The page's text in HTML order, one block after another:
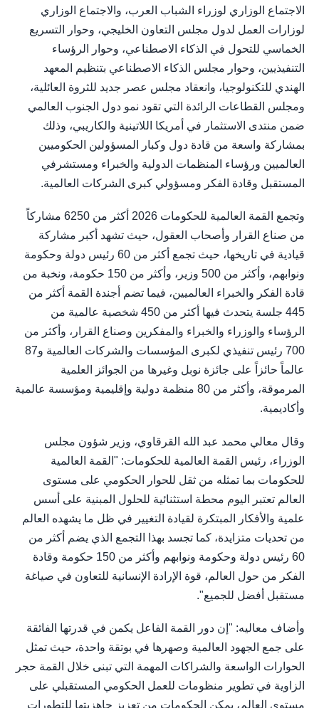
الاجتماع الوزاري لوزراء الشباب العرب، والاجتماع الوزاري
لوزارات العمل لدول مجلس التعاون الخليجي، وحوار التسريع
الخماسي للتحول في الذكاء الاصطناعي، وحوار الرؤساء
التنفيذيين، وحوار مجلس الذكاء الاصطناعي بتنظيم المعهد
الهندي للتكنولوجيا، وانعقاد مجلس عصر جديد للثروة العائلية،
ومجلس القطاعات الرائدة التي تقود نمو دول الجنوب العالمي
ضمن منتدى الاستثمار في أمريكا اللاتينية والكاريبي، وذلك
بمشاركة واسعة من قادة دول وكبار المسؤولين الحكوميين
العالميين ورؤساء المنظمات الدولية والخبراء ومستشرفي
المستقبل وقادة الفكر ومسؤولي كبرى الشركات العالمية.
وتجمع القمة العالمية للحكومات 2026 أكثر من 6250 مشاركاً
من صناع القرار وأصحاب العقول، حيث تشهد أكبر مشاركة
قيادية في تاريخها، حيث تجمع أكثر من 60 رئيس دولة وحكومة
ونوابهم، وأكثر من 500 وزير، وأكثر من 150 حكومة، ونخبة من
قادة الفكر والخبراء العالميين، فيما تضم أجندة القمة أكثر من
445 جلسة يتحدث فيها أكثر من 450 شخصية عالمية من
الرؤساء والوزراء والخبراء والمفكرين وصناع القرار، وأكثر من
700 رئيس تنفيذي لكبرى المؤسسات والشركات العالمية و87
عالماً حائزاً على جائزة نوبل وغيرها من الجوائز العلمية
المرموقة، وأكثر من 80 منظمة دولية وإقليمية ومؤسسة عالمية
وأكاديمية.
وقال معالي محمد عبد الله القرقاوي، وزير شؤون مجلس
الوزراء، رئيس القمة العالمية للحكومات: "القمة العالمية
للحكومات بما تمثله من ثقل للحوار الحكومي على مستوى
العالم تعتبر اليوم محطة استثنائية للحلول المبنية على أسس
علمية والأفكار المبتكرة لقيادة التغيير في ظل ما يشهده العالم
من تحديات متزايدة، كما تجسد بهذا التجمع الذي يضم أكثر من
60 رئيس دولة وحكومة ونوابهم وأكثر من 150 حكومة وقادة
الفكر من حول العالم، قوة الإرادة الإنسانية للتعاون في صياغة
مستقبل أفضل للجميع".
وأضاف معاليه: "إن دور القمة الفاعل يكمن في قدرتها الفائقة
على جمع الجهود العالمية وصهرها في بوتقة واحدة، حيث تمثل
الحوارات الواسعة والشراكات المهمة التي تبنى خلال القمة حجر
الزاوية في تطوير منظومات للعمل الحكومي المستقبلي على
مستوى العالم، يمكن الحكومات من تعزيز جاهزيتها للتطورات